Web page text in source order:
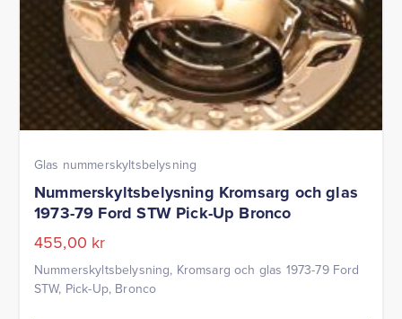
Glas nummerskyltsbelysning
Nummerskyltsbelysning Kromsarg och glas
1973-79 Ford STW Pick-Up Bronco
455,00 kr
Nummerskyltsbelysning, Kromsarg och glas 1973-79 Ford
STW, Pick-Up, Bronco